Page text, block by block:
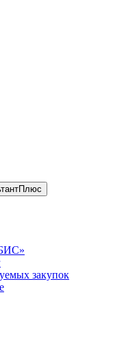
закупок